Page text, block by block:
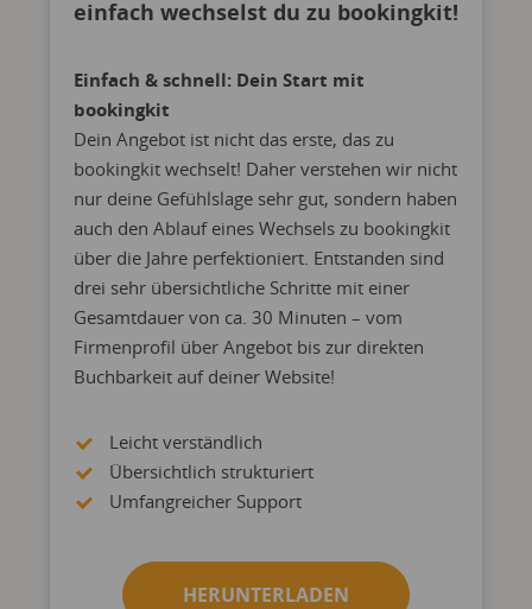
einfach wechselst du zu bookingkit!
Einfach & schnell: Dein Start mit
bookingkit
Dein Angebot ist nicht das erste, das zu
bookingkit wechselt! Daher verstehen wir nicht
nur deine Gefühlslage sehr gut, sondern haben
auch den Ablauf eines Wechsels zu bookingkit
über die Jahre perfektioniert. Entstanden sind
drei sehr übersichtliche Schritte mit einer
Gesamtdauer von ca. 30 Minuten – vom
Firmenprofil über Angebot bis zur direkten
Buchbarkeit auf deiner Website!
Leicht verständlich
Übersichtlich strukturiert
Umfangreicher Support
HERUNTERLADEN